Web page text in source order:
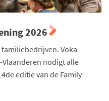
2026
Voka -
Vlaanderen nodigt alle
editie van de Family